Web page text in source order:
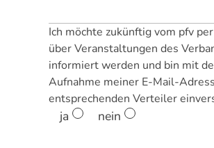
Ich möchte zukünftig vom pfv
über Veranstaltungen des
informiert werden und bin mit
Aufnahme meiner E-Mail-
entsprechenden Verteiler
ja nein